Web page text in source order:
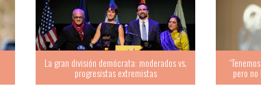
“Tenemos miles de vacantes para llenar,
pero no hay personal adecuado”: Ford